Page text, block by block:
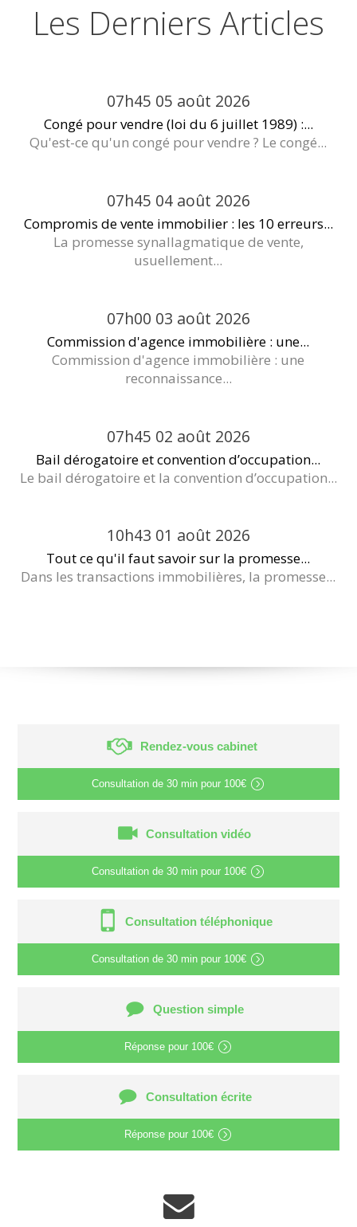
Les Derniers Articles
07h45 05 août 2026
Congé pour vendre (loi du 6 juillet 1989) :...
Qu'est-ce qu'un congé pour vendre ? Le congé...
07h45 04 août 2026
Compromis de vente immobilier : les 10 erreurs...
La promesse synallagmatique de vente,
usuellement...
07h00 03 août 2026
Commission d'agence immobilière : une...
Commission d'agence immobilière : une
reconnaissance...
07h45 02 août 2026
Bail dérogatoire et convention d’occupation...
Le bail dérogatoire et la convention d’occupation...
10h43 01 août 2026
Tout ce qu'il faut savoir sur la promesse...
Dans les transactions immobilières, la promesse...
Rendez-vous cabinet
Consultation de 30 min pour 100€
Consultation vidéo
Consultation de 30 min pour 100€
Consultation téléphonique
Consultation de 30 min pour 100€
Question simple
Réponse pour 100€
Consultation écrite
Réponse pour 100€